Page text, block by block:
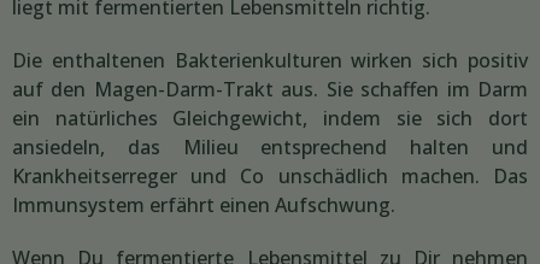
liegt mit fermentierten Lebensmitteln richtig.
Die enthaltenen Bakterienkulturen wirken sich positiv
auf den Magen-Darm-Trakt aus. Sie schaffen im Darm
ein natürliches Gleichgewicht, indem sie sich dort
ansiedeln, das Milieu entsprechend halten und
Krankheitserreger und Co unschädlich machen. Das
Immunsystem erfährt einen Aufschwung.
Wenn Du fermentierte Lebensmittel zu Dir nehmen